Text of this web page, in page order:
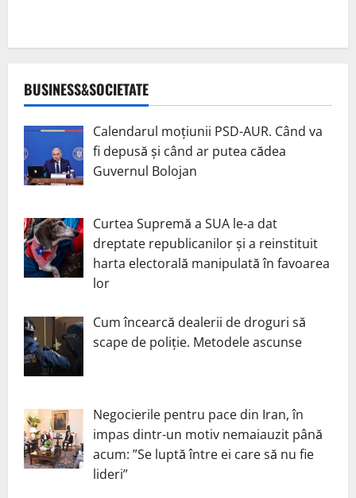
BUSINESS&SOCIETATE
Calendarul moțiunii PSD-AUR. Când va
fi depusă și când ar putea cădea
Guvernul Bolojan
Curtea Supremă a SUA le-a dat
dreptate republicanilor și a reinstituit
harta electorală manipulată în favoarea
lor
Cum încearcă dealerii de droguri să
scape de poliție. Metodele ascunse
Negocierile pentru pace din Iran, în
impas dintr-un motiv nemaiauzit până
acum: ”Se luptă între ei care să nu fie
lideri”